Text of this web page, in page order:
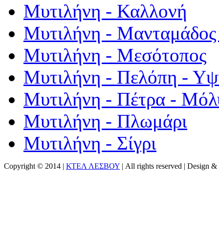
Μυτιλήνη - Καλλονή
Μυτιλήνη - Μανταμάδος
Μυτιλήνη - Μεσότοπος
Μυτιλήνη - Πελόπη -
Μυτιλήνη - Πέτρα -
Μυτιλήνη - Πλωμάρι
Μυτιλήνη - Σίγρι
Copyright © 2014 | ΚΤΕΛ ΛΕΣΒΟΥ | All rights reserved | Design &